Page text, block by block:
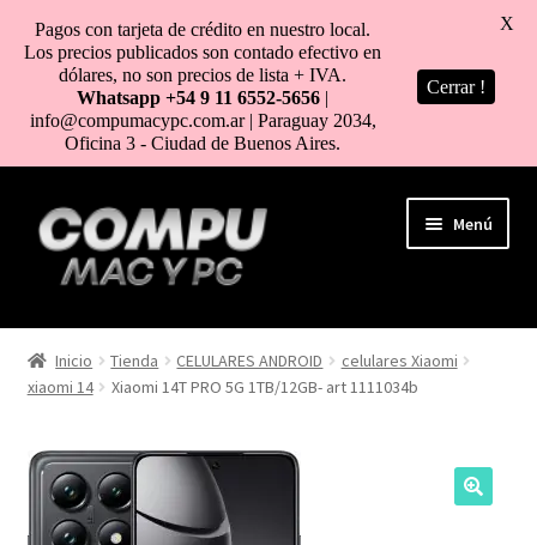
al
contenido
Menú
HOME
TIENDA
COMO COMPRAR
MI CUENTA
Inicio Tienda CELULARES ANDROID
celulares Xiaomi
xiaomi 14
Xiaomi 14T PRO 5G 1TB/12GB- art 1111034b
Pagos con tarjeta de crédito en nuestro local.
Los precios publicados son contado efectivo en
dólares, no son precios de lista + IVA.
Whatsapp +54 9 11 6552-5656 |
info@compumacypc.com.ar | Paraguay 2034,
Oficina 3 - Ciudad de Buenos Aires.
Cerrar !
X